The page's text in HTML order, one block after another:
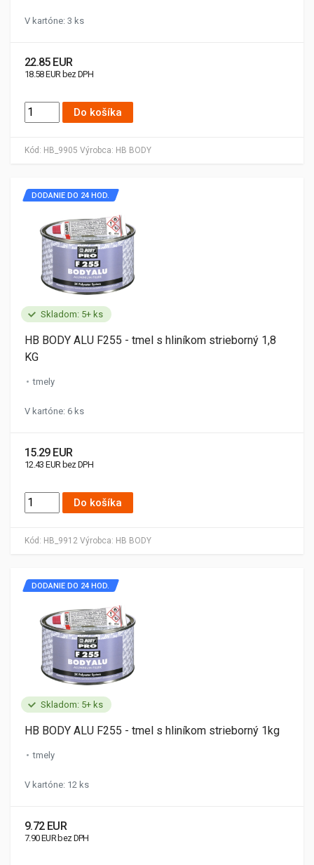
Kód: HB_9905 Výrobca: HB BODY
V kartóne: 3 ks
22.85 EUR
18.58 EUR bez DPH
Do košíka
Skladom: 5+ ks
Kód: HB_9912 Výrobca: HB BODY
DODANIE DO 24 HOD.
HB BODY ALU F255 - tmel s hliníkom strieborný 1,8
KG
tmely
V kartóne: 6 ks
15.29 EUR
12.43 EUR bez DPH
Do košíka
Skladom: 5+ ks
DODANIE DO 24 HOD.
HB BODY ALU F255 - tmel s hliníkom strieborný 1kg
tmely
V kartóne: 12 ks
9.72 EUR
7.90 EUR bez DPH